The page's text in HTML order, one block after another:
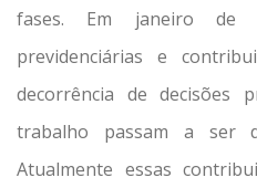
fases. Em janeiro de
previdenciárias e
decorrência de decisões
trabalho passam a ser
Atualmente essas